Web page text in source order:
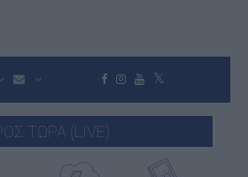
ΤΩΡΑ (LIVE)